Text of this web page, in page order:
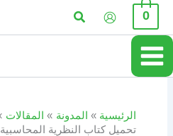
تخطي
المحتوى
0 البحث
الرئيسية المدونة
المقالات
تحميل كتاب النظرية المحاسبية